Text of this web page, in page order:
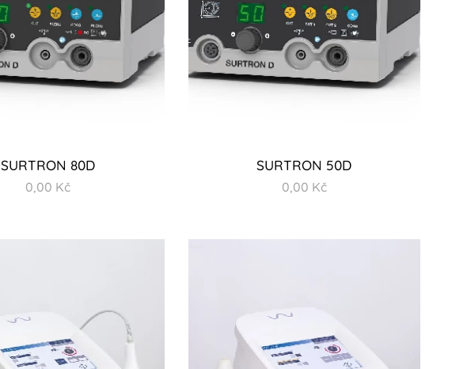
SURTRON 80D
0,00 Kč
SURTRON 50D
0,00 Kč